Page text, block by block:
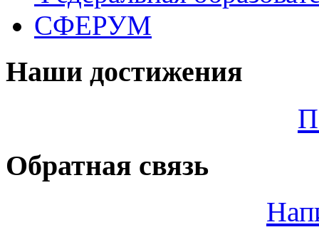
СФЕРУМ
Наши достижения
Обратная связь